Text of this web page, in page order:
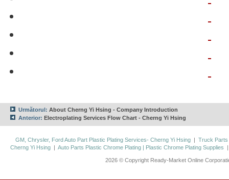
Următorul: About Cherng Yi Hsing - Company Introduction
Anterior: Electroplating Services Flow Chart - Cherng Yi Hsing
GM, Chrysler, Ford Auto Part Plastic Plating Services- Cherng Yi Hsing | Truck Parts
Cherng Yi Hsing |Auto Parts Plastic Chrome Plating | Plastic Chrome Plating Supplies
2026 © Copyright Ready-Market Online